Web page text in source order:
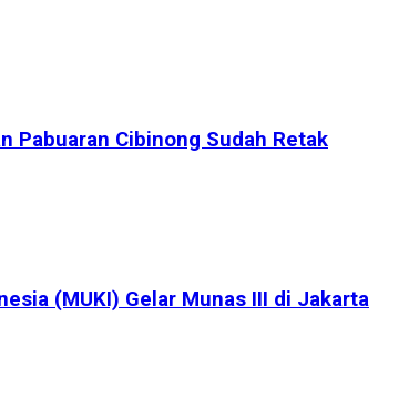
Pabuaran Cibinong Sudah Retak
(MUKI) Gelar Munas III di Jakarta